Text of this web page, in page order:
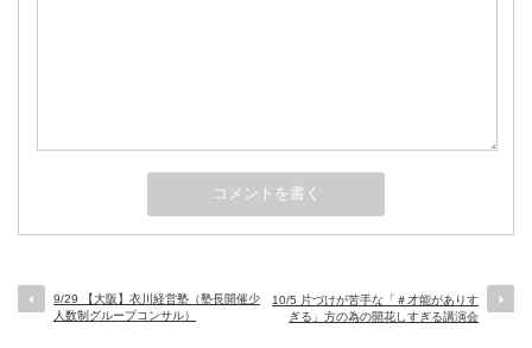
9/29 【大阪】衣川経営塾（塾長開催少
人数制グループコンサル）
10/5 片づけが苦手な「＃才能がありす
ぎる」方の為の開花しすぎる講演会